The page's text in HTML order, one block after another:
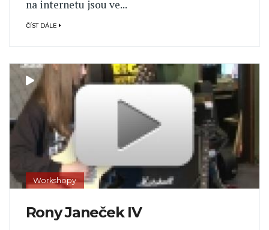
na internetu jsou ve...
ČÍST DÁLE
Workshopy
Rony Janeček IV